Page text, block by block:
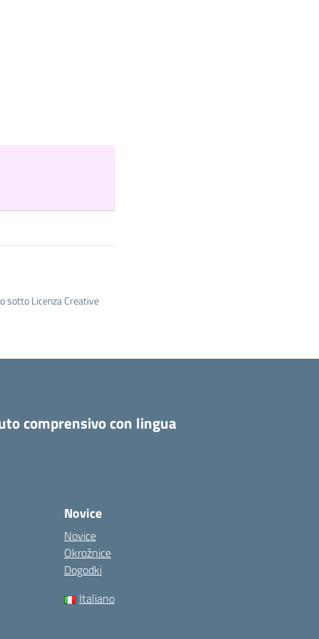
sotto Licenza Creative
comprensivo con lingua
Novice
Novice
Okrožnice
Dogodki
Italiano